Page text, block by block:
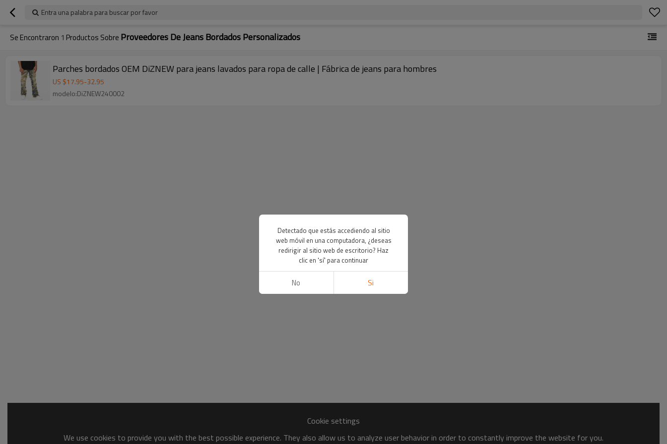
Entra una palabra para buscar por favor
Se Encontraron 1 Productos Sobre Proveedores De Jeans Bordados Personalizados
Parches bordados OEM DiZNEW para jeans lavados para ropa de calle | Fábrica de jeans para hombres
US $17.95-32.95
modelo:DiZNEW240002
Cookie settings
We use cookies to provide you with the best possible experience. They also allow us to analyze user behavior in order to constantly improve the website for you.
Detectado que estás accediendo al sitio
web móvil en una computadora, ¿deseas
redirigir al sitio web de escritorio? Haz
clic en 'sí' para continuar
No Si